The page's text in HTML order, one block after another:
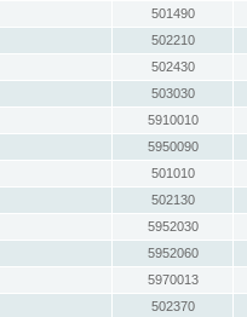
501490
502210
502430
503030
5910010
5950090
501010
502130
5952030
5952060
5970013
502370